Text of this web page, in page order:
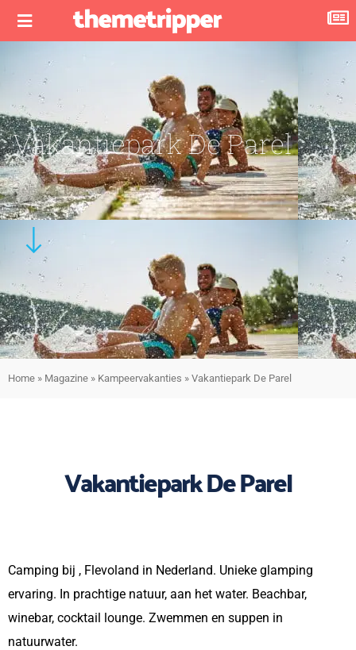
Vakantiepark De Parel
Home » Magazine » Kampeervakanties » Vakantiepark De Parel
Vakantiepark De Parel
Camping bij , Flevoland in Nederland. Unieke glamping
ervaring. In prachtige natuur, aan het water. Beachbar,
winebar, cocktail lounge. Zwemmen en suppen in
natuurwater.